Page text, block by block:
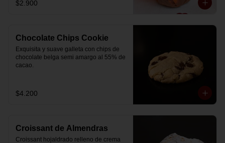
$2.900
Chocolate Chips Cookie
Exquisita y suave galleta con chips de
chocolate belga semi amargo al 55% de
cacao.
$4.200
Croissant de Almendras
Croissant hojaldrado relleno de crema